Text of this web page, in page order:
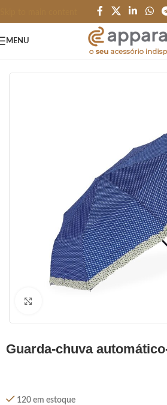
MENU
guarda-chuva
120 em estoque